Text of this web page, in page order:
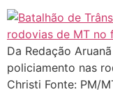
Da Redação
policiamento nas
Christi Fonte: PM/